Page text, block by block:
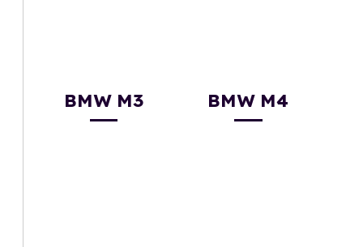
BMW M3 BMW M4